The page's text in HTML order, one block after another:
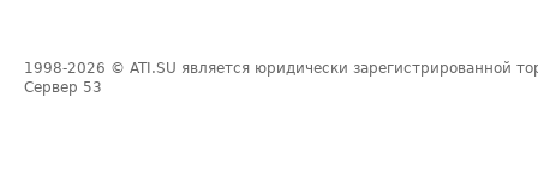
1998-2026 © ATI.SU является юридически зарегистрированной
Сервер 53